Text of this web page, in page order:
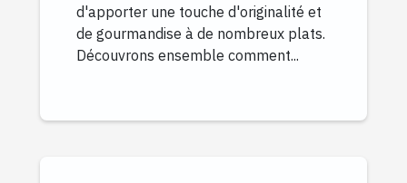
d'apporter une touche d'originalité et
de gourmandise à de nombreux plats.
Découvrons ensemble comment...